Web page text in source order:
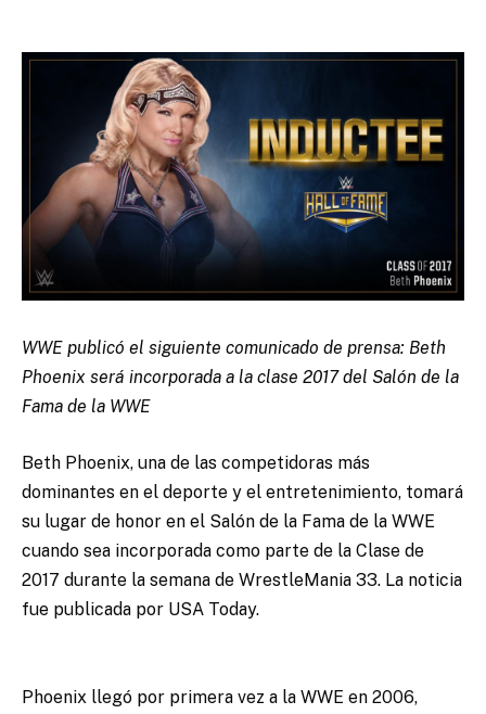
WWE publicó el siguiente comunicado de prensa: Beth
Phoenix será incorporada a la clase 2017 del Salón de la
Fama de la WWE
Beth Phoenix, una de las competidoras más
dominantes en el deporte y el entretenimiento, tomará
su lugar de honor en el Salón de la Fama de la WWE
cuando sea incorporada como parte de la Clase de
2017 durante la semana de WrestleMania 33. La noticia
fue publicada por USA Today.
Phoenix llegó por primera vez a la WWE en 2006,